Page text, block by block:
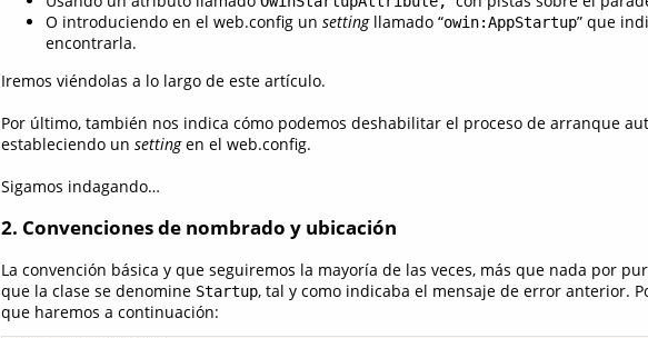
O introduciendo en el web.config un settingllamado “owin:AppStartup” que
encontrarla.
Iremos viéndolas a lo largo de este artículo.
Por último, también nos indica cómo podemos deshabilitar el proceso de arranque
estableciendo un settingen el web.config.
Sigamos indagando…
2. Convenciones de nombrado y ubicación
La convención básica y que seguiremos la mayoría de las veces, más que nada por
que la clase se denomine Startup, tal y como indicaba el mensaje de error anterior.
que haremos a continuación: